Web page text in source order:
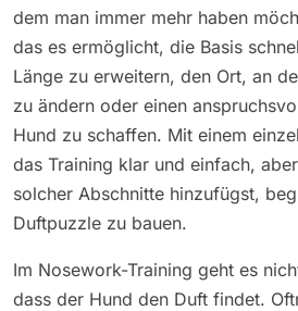
dem man immer mehr haben
das es ermöglicht, die Basis
Länge zu erweitern, den Ort, an
zu ändern oder einen
Hund zu schaffen. Mit einem
das Training klar und einfach,
solcher Abschnitte hinzufügst,
Duftpuzzle zu bauen.
Im Nosework-Training geht es
dass der Hund den Duft findet.